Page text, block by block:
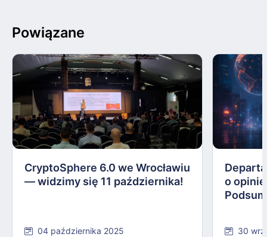
Powiązane
CryptoSphere 6.0 we Wrocławiu
— widzimy się 11 października!
04 października 2025
o opinie
30